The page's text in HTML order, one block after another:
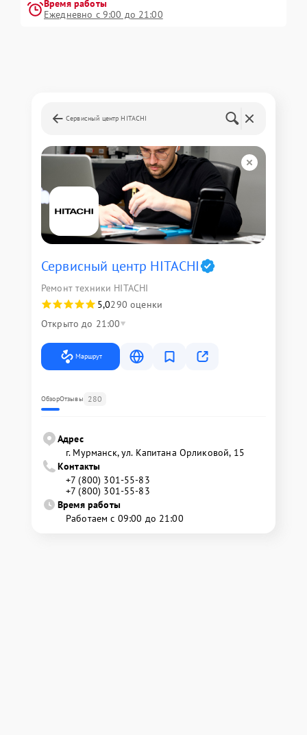
Время работы
Ежедневно с 9:00 до 21:00
Сервисный центр HITACHI
Сервисный центр HITACHI
Ремонт техники HITACHI
5,0290 оценки
Открыто до 21:00
Маршрут
ОбзорОтзывы 280
Адрес
г. Мурманск, ул. Капитана Орликовой, 15
Контакты
+7 (800) 301-55-83
+7 (800) 301-55-83
Время работы
Работаем с 09:00 до 21:00